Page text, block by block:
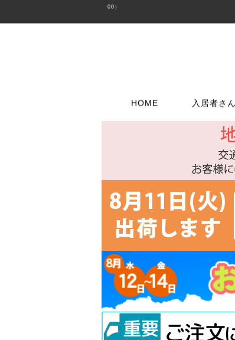
00）
HOME 入居者さ
貼ってはがせる壁紙
ウォールステッカー
キッチンに使う
掃除・汚れ・サビ落し
扉・窓・
つまみ
スイッチプ
コンセント
ダボ
あおり止め
キャッチ
ラッチ
吊り金具
固定金具
建築金物
トイレ用品
浴室用品
流し台所用品
洗面用品
水廻り工具
配管部品
水廻りアクセサリー
お電話で
06-6723-
カスタマー
平日9：30
問合わせ
こちらから